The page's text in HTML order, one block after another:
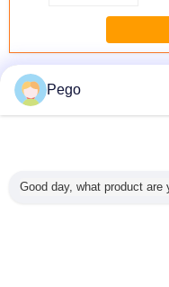
多く電磁調理器の容器
の
を調理
EN 60350-2 準拠
ステンレス鋼製規
Pego
Good day, what product are